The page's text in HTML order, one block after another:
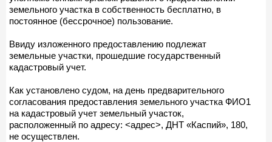
земельного участка в собственность бесплатно, в
постоянное (бессрочное) пользование.
Ввиду изложенного предоставлению подлежат
земельные участки, прошедшие государственный
кадастровый учет.
Как установлено судом, на день предварительного
согласования предоставления земельного участка ФИО1
на кадастровый учет земельный участок,
расположенный по адресу: <адрес>, ДНТ «Каспий», 180,
не осуществлен.